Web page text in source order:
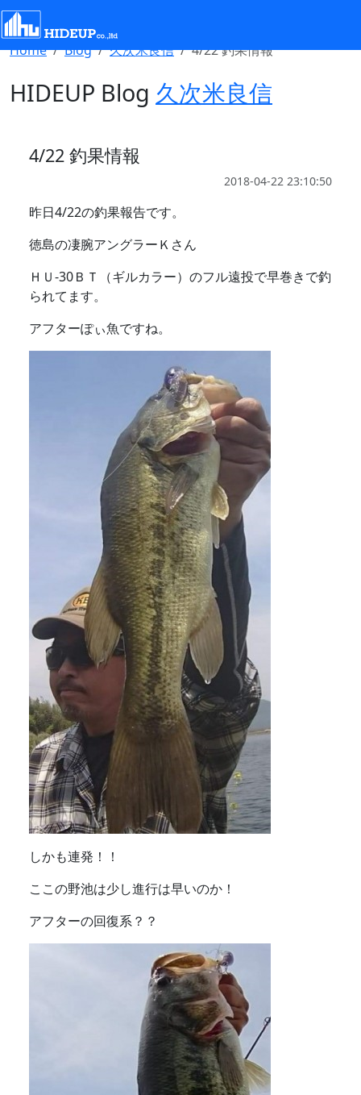
Home Blog 久次米良信 4/22 釣果情報
HIDEUP Blog 久次米良信
4/22 釣果情報
2018-04-22 23:10:50
昨日4/22の釣果報告です。
徳島の凄腕アングラーＫさん
ＨＵ-30ＢＴ（ギルカラー）のフル遠投で早巻きで釣
られてます。
アフターぽぃ魚ですね。
しかも連発！！
ここの野池は少し進行は早いのか！
アフターの回復系？？